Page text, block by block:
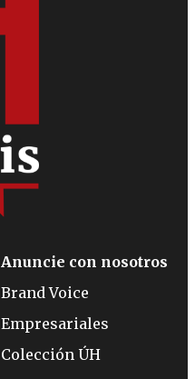
Anuncie con nosotros
Brand Voice
Empresariales
Colección ÚH